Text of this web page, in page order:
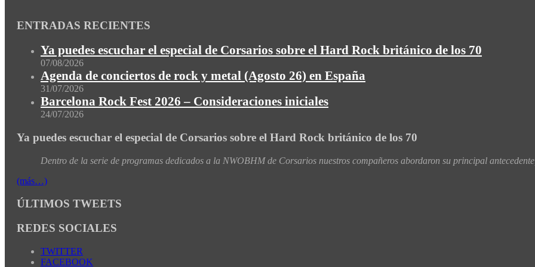
ENTRADAS RECIENTES
Ya puedes escuchar el especial de Corsarios sobre el Hard Rock británico de los 70
07/08/2026
Agenda de conciertos de rock y metal (Agosto 26) en España
31/07/2026
Barcelona Rock Fest 2026 – Consideraciones iniciales
24/07/2026
Ya puedes escuchar el especial de Corsarios sobre el Hard Rock británico de los 70
Dentro de la serie de programas dedicados a la NWOBHM de Corsarios nuestros compañeros abordaron su principal
(más…)
ÚLTIMOS TWEETS
REDES SOCIALES
TWITTER
FACEBOOK